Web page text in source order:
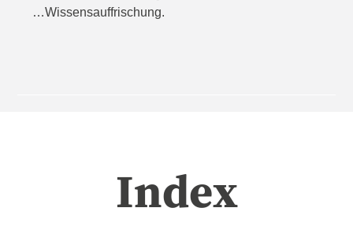
…Wissensauffrischung.
Index